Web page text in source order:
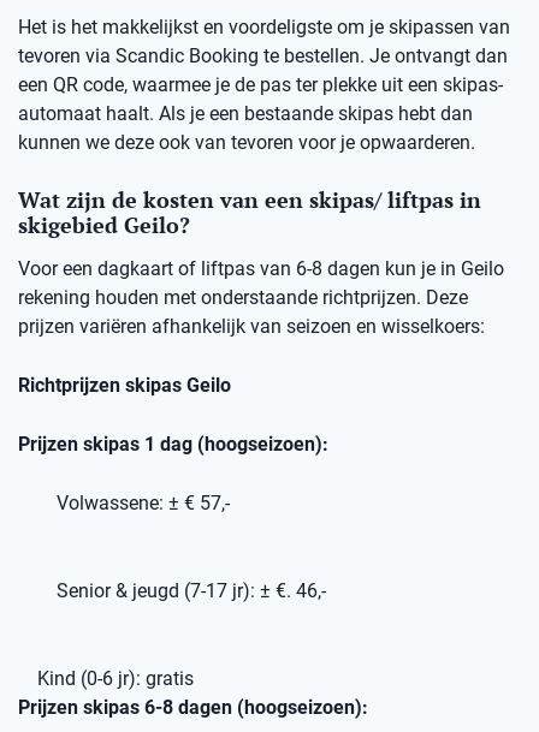
Het is het makkelijkst en voordeligste om je skipassen van
tevoren via Scandic Booking te bestellen. Je ontvangt dan
een QR code, waarmee je de pas ter plekke uit een skipas-
automaat haalt. Als je een bestaande skipas hebt dan
kunnen we deze ook van tevoren voor je opwaarderen.
Wat zijn de kosten van een skipas/ liftpas in
skigebied Geilo?
Voor een dagkaart of liftpas van 6-8 dagen kun je in Geilo
rekening houden met onderstaande richtprijzen. Deze
prijzen variëren afhankelijk van seizoen en wisselkoers:
Richtprijzen skipas Geilo
Prijzen skipas 1 dag (hoogseizoen):
Volwassene: ± € 57,-
Senior & jeugd (7-17 jr): ± €. 46,-
Kind (0-6 jr): gratis
Prijzen skipas 6-8 dagen (hoogseizoen):